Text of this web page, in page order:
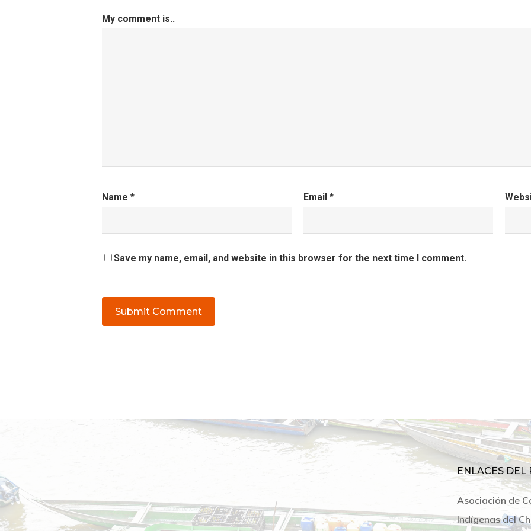
My comment is..
Name * Email *
Save my name, email, and website in this browser for the next time I comment.
ENLACES DEL
Asociación de
Indígenas del